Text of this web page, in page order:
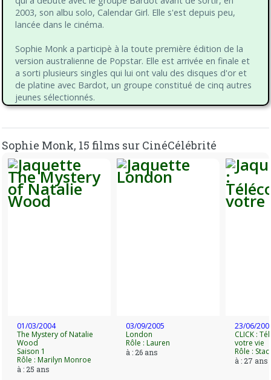
2003, son albu solo, Calendar Girl. Elle s'est depuis peu,
lancée dans le cinéma.
Sophie Monk a participè à la toute première édition de la
version australienne de Popstar. Elle est arrivée en finale et
a sorti plusieurs singles qui lui ont valu des disques d'or et
de platine avec Bardot, un groupe constitué de cinq autres
jeunes sélectionnés.
singles ASAP et I Need Somebody, avant de se séparer en
2002.
Son premier titre en solo, « Calendar Girl », a été disque
d’or en 2003. Sophie Monk a participé par ailleurs à des
clips, des campagnes de publicité à la télévision et dans la
On retrouvera prochainement Sophie Monk, une ancienne
petite amie de Jude Law et Benji Madden dans le film The
Zeroes de Scott Spiegel.
Sophie Monk, 15 films sur CinéCélébrité
01/03/2004
The Mystery of Natalie
Wood
Saison 1
Rôle : Marilyn Monroe
à : 25 ans
03/09/2005
London
Rôle : Lauren
à : 26 ans
23/06/
CLICK :
votre vie
Rôle :
à : 27 ans